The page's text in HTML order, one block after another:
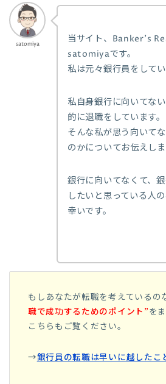
satomiya
当サイト、Banker’s
satomiyaです。
私は元々銀行員をしてい
私自身銀行に向いてな
的に退職をしています。
そんな私が思う向いて
のかについてお伝えしま
銀行に向いてなくて、
したいと思っている人
幸いです。
もしあなたが転職を考えているの
職で成功するためのポイント”を
こちらもご覧ください。
→銀行員の転職は早いに越したこ